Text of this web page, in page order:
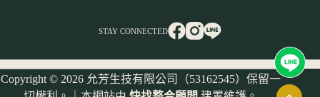
STAY CONNECTED
Copyright © 2026 允芳生技有限公司（53162545）保留一